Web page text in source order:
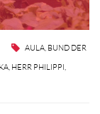
AULA, BUND DER
, HERR PHILIPPI,